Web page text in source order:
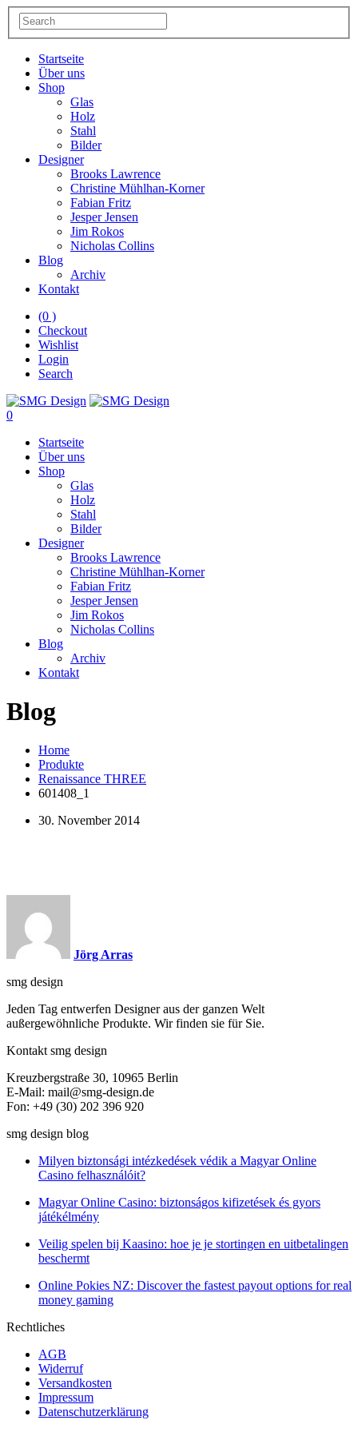
Startseite
Über uns
Shop
Glas
Holz
Stahl
Bilder
Designer
Brooks Lawrence
Christine Mühlhan-Korner
Fabian Fritz
Jesper Jensen
Jim Rokos
Nicholas Collins
Blog
Archiv
Kontakt
(0 )
Checkout
Wishlist
Login
Search
0
Startseite
Über uns
Shop
Glas
Holz
Stahl
Bilder
Designer
Brooks Lawrence
Christine Mühlhan-Korner
Fabian Fritz
Jesper Jensen
Jim Rokos
Nicholas Collins
Blog
Archiv
Kontakt
Blog
Home
Produkte
Renaissance THREE
601408_1
30. November 2014
Jörg Arras
smg design
Jeden Tag entwerfen Designer aus der ganzen Welt
außergewöhnliche Produkte. Wir finden sie für Sie.
Kontakt smg design
Kreuzbergstraße 30, 10965 Berlin
E-Mail: mail@smg-design.de
Fon: +49 (30) 202 396 920
smg design blog
Milyen biztonsági intézkedések védik a Magyar Online
Casino felhasználóit?
Magyar Online Casino: biztonságos kifizetések és gyors
játékélmény
Veilig spelen bij Kaasino: hoe je je stortingen en uitbetalingen
beschermt
Online Pokies NZ: Discover the fastest payout options for real
money gaming
Rechtliches
AGB
Widerruf
Versandkosten
Impressum
Datenschutzerklärung